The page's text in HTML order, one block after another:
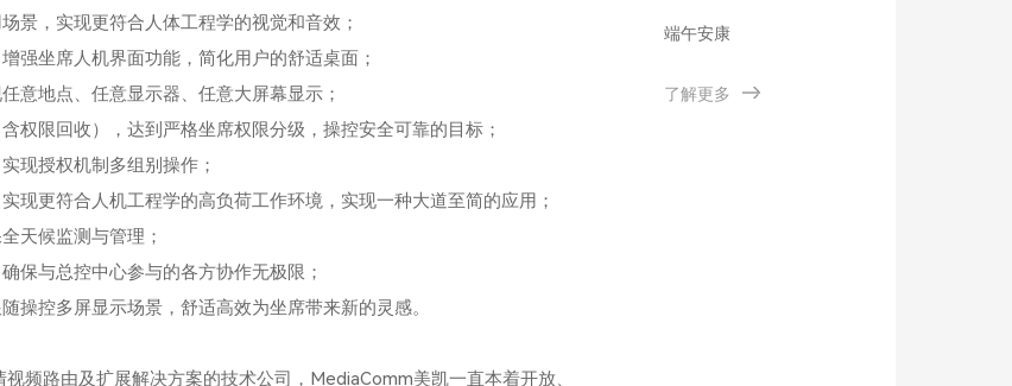
景，实现更符合人体工程学的视觉和音效；
强坐席人机界面功能，简化用户的舒适桌面；
意地点、任意显示器、任意大屏幕显示；
权限回收），达到严格坐席权限分级，操控安全可靠的目标；
现授权机制多组别操作；
现更符合人机工程学的高负荷工作环境，实现一种大道至简的应用；
天候监测与管理；
保与总控中心参与的各方协作无极限；
操控多屏显示场景，舒适高效为坐席带来新的灵感。
视频路由及扩展解决方案的技术公司， MediaComm美凯一直本着开放、
端午安康
了解更多